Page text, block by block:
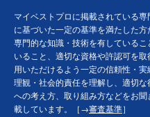
マイベストプロに掲載されている
に基づいた一定の基準を満たした
専門的な知識・技術を有している
いること、適切な資格や許認可を
用いただけるよう一定の信頼性・
理観・社会的責任を理解し、適切
への考え方、取り組み方などをお
載しています。［→審査基準］